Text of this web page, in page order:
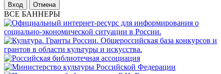
Отмена
ВСЕ БАННЕРЫ